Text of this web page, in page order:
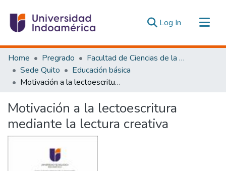
Log In (current)
Communities & Collections
All of DSpace
Statistics
Estadísticas Externas
Home Pregrado
Facultad de Ciencias de la Educación, De la Educación y Desarrollo Social
Sede Quito
Educación básica
Motivación a la lectoescritura mediante la lectura creativa
Motivación a la lectoescritura
mediante la lectura creativa